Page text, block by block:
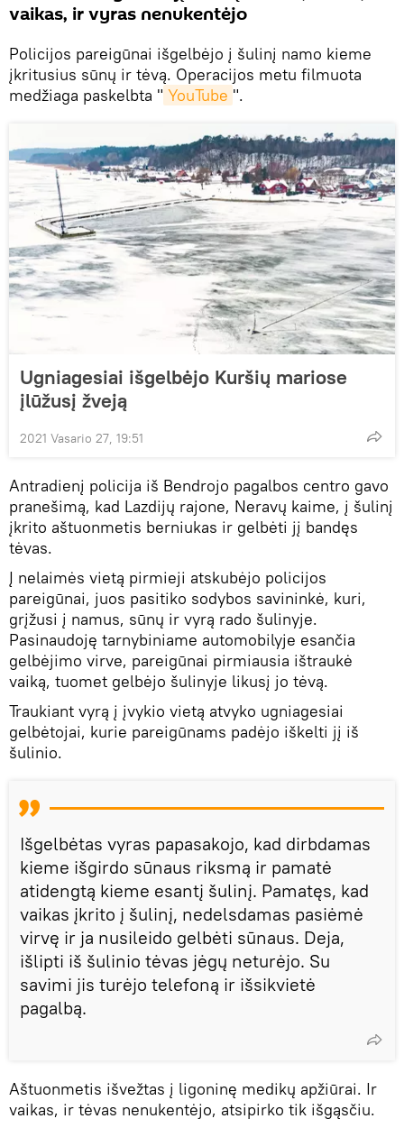
vaikas, ir vyras nenukentėjo
Policijos pareigūnai išgelbėjo į šulinį namo kieme
įkritusius sūnų ir tėvą. Operacijos metu filmuota
medžiaga paskelbta " YouTube ".
Ugniagesiai išgelbėjo Kuršių mariose
įlūžusį žveją
2021 Vasario 27, 19:51
Antradienį policija iš Bendrojo pagalbos centro gavo
pranešimą, kad Lazdijų rajone, Neravų kaime, į šulinį
įkrito aštuonmetis berniukas ir gelbėti jį bandęs
tėvas.
Į nelaimės vietą pirmieji atskubėjo policijos
pareigūnai, juos pasitiko sodybos savininkė, kuri,
grįžusi į namus, sūnų ir vyrą rado šulinyje.
Pasinaudoję tarnybiniame automobilyje esančia
gelbėjimo virve, pareigūnai pirmiausia ištraukė
vaiką, tuomet gelbėjo šulinyje likusį jo tėvą.
Traukiant vyrą į įvykio vietą atvyko ugniagesiai
gelbėtojai, kurie pareigūnams padėjo iškelti jį iš
šulinio.
Išgelbėtas vyras papasakojo, kad dirbdamas
kieme išgirdo sūnaus riksmą ir pamatė
atidengtą kieme esantį šulinį. Pamatęs, kad
vaikas įkrito į šulinį, nedelsdamas pasiėmė
virvę ir ja nusileido gelbėti sūnaus. Deja,
išlipti iš šulinio tėvas jėgų neturėjo. Su
savimi jis turėjo telefoną ir išsikvietė
pagalbą.
Aštuonmetis išvežtas į ligoninę medikų apžiūrai. Ir
vaikas, ir tėvas nenukentėjo, atsipirko tik išgąsčiu.